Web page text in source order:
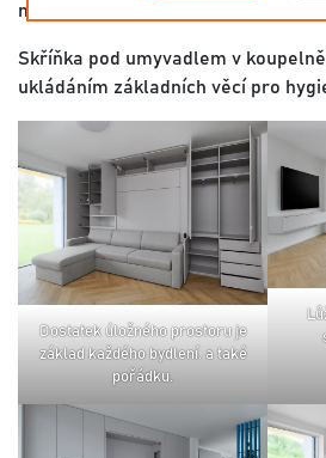
maximálně tři barvy!
Skříňka pod umyvadlem v
ukládáním základních věcí pro
dostatek úložného prostoru je
základ každého bydlení. a také
pořádku.
lůžko lze sklopit jediným